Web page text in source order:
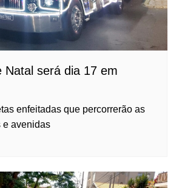
Natal será dia 17 em
enfeitadas que percorrerão as
e avenidas